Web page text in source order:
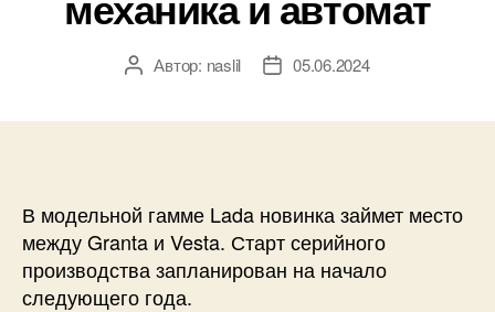
АвторАвтор: naslil
Дата05.06.2024
В модельной гамме Lada новинка займет место
между Granta и Vesta. Старт серийного
производства запланирован на начало
следующего года.